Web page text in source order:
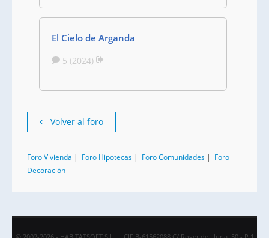
El Cielo de Arganda
5 (2024)
Volver al foro
Foro Vivienda | Foro Hipotecas | Foro Comunidades | Foro
Decoración